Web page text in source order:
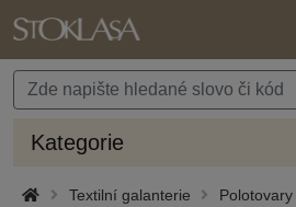
Kategorie
Textilní galanterie